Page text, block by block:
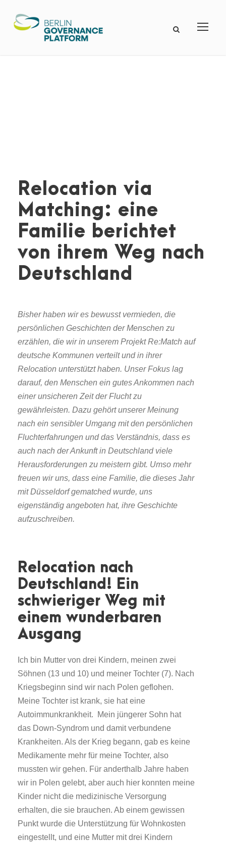
Relocation via
Matching: eine
Familie berichtet
von ihrem Weg nach
Deutschland
Bisher haben wir es bewusst vermieden, die
persönlichen Geschichten der Menschen zu
erzählen, die wir in unserem Projekt Re:Match auf
deutsche Kommunen verteilt und in ihrer
Relocation unterstützt haben. Unser Fokus lag
darauf, den Menschen ein gutes Ankommen nach
einer unsicheren Zeit der Flucht zu
gewährleisten. Dazu gehört unserer Meinung
nach ein sensibler Umgang mit den persönlichen
Fluchterfahrungen und das Verständnis, dass es
auch nach der Ankunft in Deutschland viele
Herausforderungen zu meistern gibt. Umso mehr
freuen wir uns, dass eine Familie, die dieses Jahr
mit Düsseldorf gematched wurde, uns
eigenständig angeboten hat, ihre Geschichte
aufzuschreiben.
Relocation nach
Deutschland! Ein
schwieriger Weg mit
einem wunderbaren
Ausgang
Ich bin Mutter von drei Kindern, meinen zwei
Söhnen (13 und 10) und meiner Tochter (7). Nach
Kriegsbeginn sind wir nach Polen geflohen.
Meine Tochter ist krank, sie hat eine
Autoimmunkrankheit. Mein jüngerer Sohn hat
das Down-Syndrom und damit verbundene
Krankheiten. Als der Krieg begann, gab es keine
Medikamente mehr für meine Tochter, also
mussten wir gehen. Für anderthalb Jahre haben
wir in Polen gelebt, aber auch hier konnten meine
Kinder nicht die medizinische Versorgung
erhalten, die sie brauchen. Ab einem gewissen
Punkt wurde die Unterstützung für Wohnkosten
eingestellt, und eine Mutter mit drei Kindern